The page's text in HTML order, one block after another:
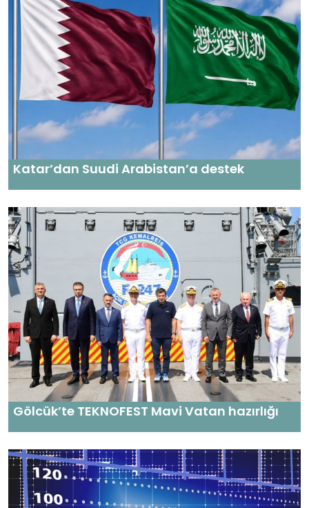
Katar’dan Suudi Arabistan’a destek
Gölcük’te TEKNOFEST Mavi Vatan hazırlığı